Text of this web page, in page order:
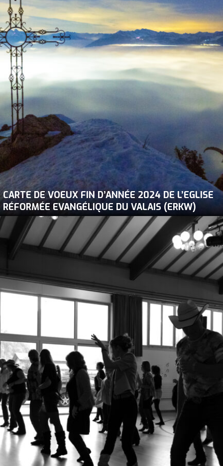
CARTE DE VOEUX FIN D’ANNÉE 2024 DE L’EGLISE
RÉFORMÉE EVANGÉLIQUE DU VALAIS (ERKW)